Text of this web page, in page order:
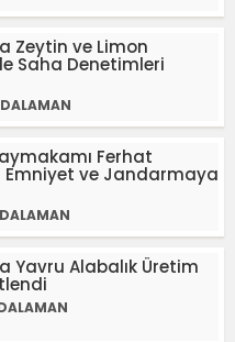
Zeytin ve Limon
Saha Denetimleri
DALAMAN
Ferhat
ve Jandarmaya
DALAMAN
Yavru Alabalık Üretim